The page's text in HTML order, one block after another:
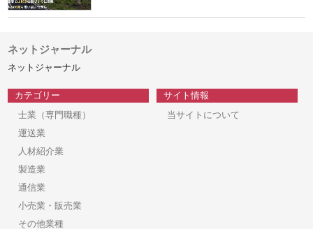
ネットジャーナル
ネットジャーナル
カテゴリー
士業（専門職種）
運送業
人材紹介業
製造業
通信業
小売業・販売業
その他業種
サイト情報
当サイトについて